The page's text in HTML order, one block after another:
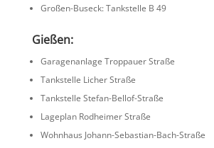
Großen-Buseck: Tankstelle B 49
Gießen:
Garagen­an­lage Troppauer Straße
Tankstelle Licher Straße
Tankstelle Stefan-Bellof-Straße
Lageplan Rodheimer Straße
Wohnhaus Johann-Sebas­tian-Bach-Straße